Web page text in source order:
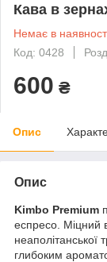
Кава в
Немає в
Код: 0428
600 ₴
Опис
Опис
Kimbo Premium
еспресо. Міцний
неаполітанської
глибоким